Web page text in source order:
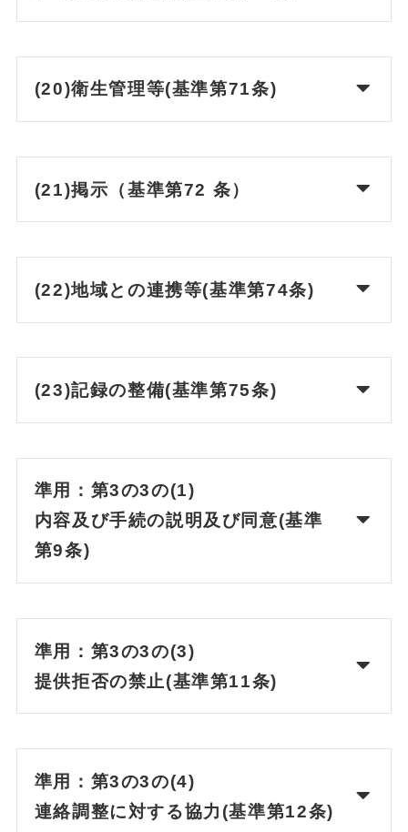
(20)衛生管理等(基準第71条)
(21)掲示（基準第72 条）
(22)地域との連携等(基準第74条)
(23)記録の整備(基準第75条)
準用：第3の3の(1)
内容及び手続の説明及び同意(基準
第9条)
準用：第3の3の(3)
提供拒否の禁止(基準第11条)
準用：第3の3の(4)
連絡調整に対する協力(基準第12条)